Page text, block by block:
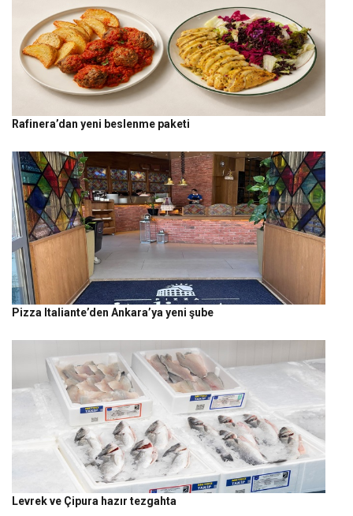
Rafinera’dan yeni beslenme paketi
Pizza Italiante’den Ankara’ya yeni şube
Levrek ve Çipura hazır tezgahta